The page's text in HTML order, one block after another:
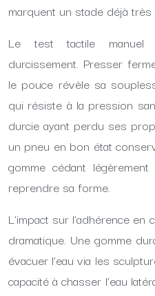
marquent un stade déjà
Le test tactile
durcissement. Presser
le pouce révèle sa
qui résiste à la pression
durcie ayant perdu ses
un pneu en bon état
gomme cédant
reprendre sa forme.
L’impact sur l’adhérence
dramatique. Une gomme
évacuer l’eau via les
capacité à chasser l’eau